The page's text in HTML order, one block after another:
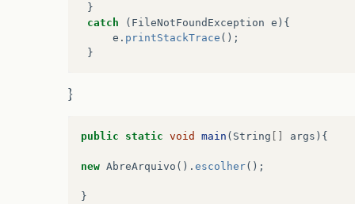
}
catch
( FileNotFoundException e ){
e . printStackTrace ();
}
}
public static void main ( String args ){
new AbreArquivo (). escolher();
}